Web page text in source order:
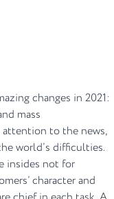
changes in 2021:
mass
attention to the news,
world’s difficulties.
insides not for
character and